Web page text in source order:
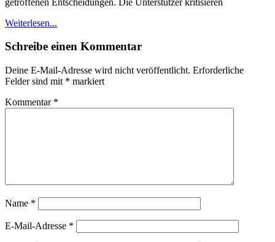
Weiterlesen...
Schreibe einen Kommentar
Deine E-Mail-Adresse wird nicht veröffentlicht. Erforderliche
Felder sind mit * markiert
Kommentar *
Name *
E-Mail-Adresse *